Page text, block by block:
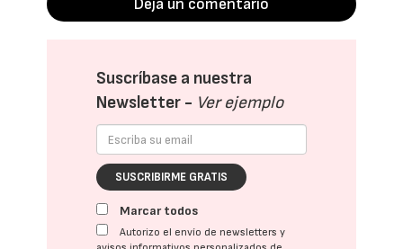
Deja un comentario
Suscríbase a nuestra
Newsletter - Ver ejemplo
SUSCRIBIRME GRATIS
Marcar todos
Autorizo el envío de newsletters y